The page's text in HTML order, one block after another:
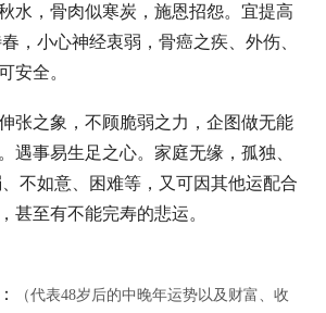
，骨肉似寒炭，施恩招怨。宜提高
，小心神经衷弱，骨癌之疾、外伤、
安全。
之象，不顾脆弱之力，企图做无能
遇事易生足之心。家庭无缘，孤独、
不如意、困难等，又可因其他运配合
甚至有不能完寿的悲运。
：
（代表48岁后的中晚年运势以及财富、收